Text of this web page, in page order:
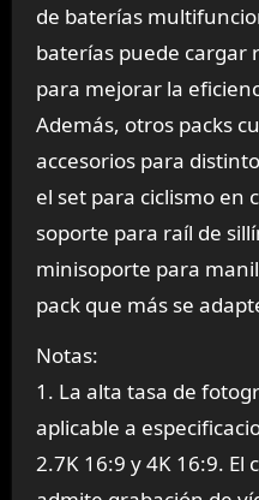
de baterías
baterías puede cargar
para mejorar la
Además, otros packs
accesorios para
el set para ciclismo en
soporte para raíl de
minisoporte para
pack que más se
Notas:
1. La alta tasa de
aplicable a
2.7K 16:9 y 4K 16:9. El